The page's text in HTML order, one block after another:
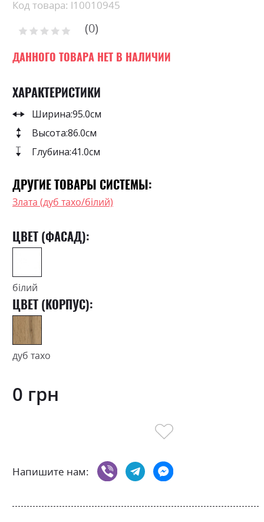
the
of
the
gallery
Код товара: l10010945
Рейтинг: 0
ДАННОГО ТОВАРА НЕТ В НАЛИЧИИ
ХАРАКТЕРИСТИКИ
Ширина:95.0см
Высота:86.0см
Глубина:41.0см
ДРУГИЕ ТОВАРЫ СИСТЕМЫ:
Злата (дуб тахо/білий)
ЦВЕТ (ФАСАД):
білий
ЦВЕТ (КОРПУС):
дуб тахо
0 грн
Напишите нам: